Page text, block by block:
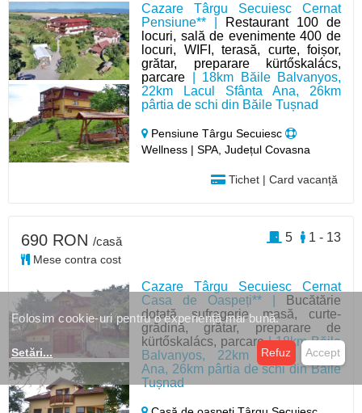
Cazare Târgu Secuiesc Cernat
Pensiune** |
Restaurant 100 de
locuri, sală de evenimente 400 de
locuri, WIFI, terasă, curte, foișor,
grătar, preparare kürtőskalács,
parcare | 18km Băile Balvanyos,
22km Lacul Sfânta Ana, 26km
pârtia de schi din Băile Tușnad
Pensiune Târgu Secuiesc
Wellness | SPA, Județul Covasna
Tichet | Card vacanță
Cazare Târgu Secuiesc Cernat
Casa de Oaspeți** |
Bucătărie
dotată, sufragerie, masă, curte-
grădină, grătar, preparare de
kürtőskalács, parcare| 18km Băile
Balvanyos, 22km Lacul Sfânta
Ana, 26km pârtia de schi din Băile
Tușnad
690 RON /casă
Mese contra cost
1 - 13
5
Folosim cookie-uri pentru o experiență mai bună.
Setări... Refuz Accept